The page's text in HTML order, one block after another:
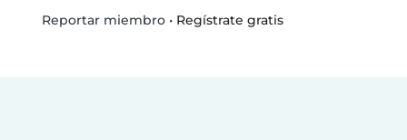
Reportar miembro• Regístrate gratis